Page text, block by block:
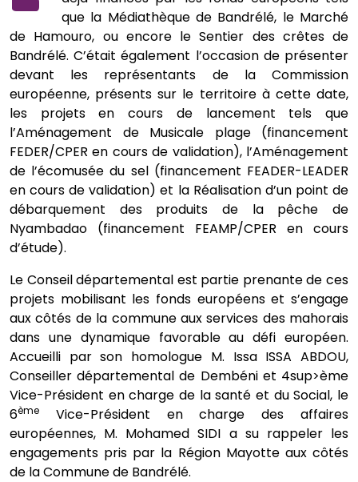
que la Médiathèque de Bandrélé, le Marché
de Hamouro, ou encore le Sentier des crêtes de
Bandrélé. C’était également l’occasion de présenter
devant les représentants de la Commission
européenne, présents sur le territoire à cette date,
les projets en cours de lancement tels que
l’Aménagement de Musicale plage (financement
FEDER/CPER en cours de validation), l’Aménagement
de l’écomusée du sel (financement FEADER-LEADER
en cours de validation) et la Réalisation d’un point de
débarquement des produits de la pêche de
Nyambadao (financement FEAMP/CPER en cours
d’étude).
Le Conseil départemental est partie prenante de ces
projets mobilisant les fonds européens et s’engage
aux côtés de la commune aux services des mahorais
dans une dynamique favorable au défi européen.
Accueilli par son homologue M. Issa ISSA ABDOU,
Conseiller départemental de Dembéni et 4sup>ème
Vice-Président en charge de la santé et du Social, le
6ème
Vice-Président en charge des affaires
européennes, M. Mohamed SIDI a su rappeler les
engagements pris par la Région Mayotte aux côtés
de la Commune de Bandrélé.